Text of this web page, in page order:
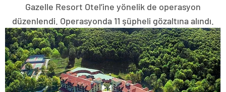
Gazelle Resort Otel’ine yönelik de operasyon
düzenlendi. Operasyonda 11 şüpheli gözaltına alındı.